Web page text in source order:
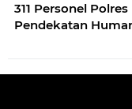
311 Personel
Pendekatan